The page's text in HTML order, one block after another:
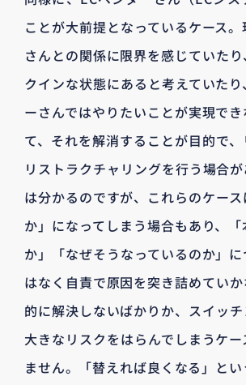
ことが大前提となっているケース
さんとの関係に限界を感じていた
クインな状態にあると考えていた
ーさんではやりたいことが実現で
て、それを解消することが目的で
リストラクチャリングを行う場合
は分かるのですが、これらのケー
か」になってしまう場合もあり、
か」「なぜそうなっているのか」
はなく自責で原因を突き詰めてい
的に解決しないばかりか、スイッ
大きなリスクをはらんでしまうケ
ません。「替えれば良くなる」と